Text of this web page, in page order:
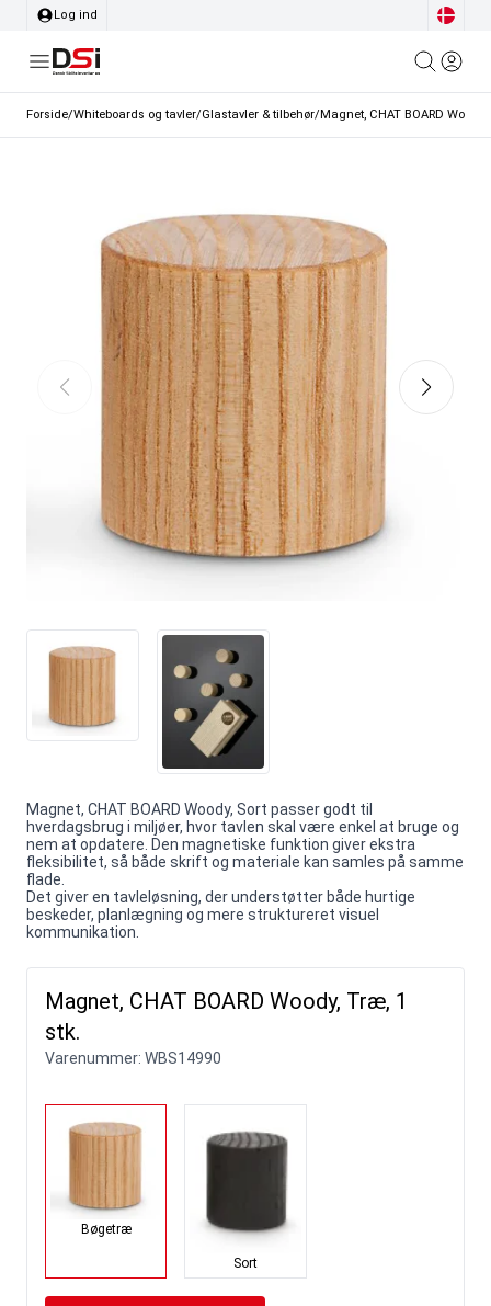
Log ind
Forside/Whiteboards og tavler/Glastavler & tilbehør/Magnet, CHAT BOARD
Magnet, CHAT BOARD Woody, Sort passer godt til
hverdagsbrug i miljøer, hvor tavlen skal være enkel at bruge og
nem at opdatere. Den magnetiske funktion giver ekstra
fleksibilitet, så både skrift og materiale kan samles på samme
flade.
Det giver en tavleløsning, der understøtter både hurtige
beskeder, planlægning og mere struktureret visuel
kommunikation.
Magnet, CHAT BOARD Woody, Træ, 1
stk.
Varenummer: WBS14990
Bøgetræ
Sort